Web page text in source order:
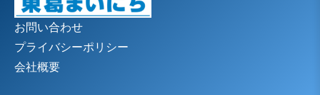
お問い合わせ
プライバシーポリシー
会社概要